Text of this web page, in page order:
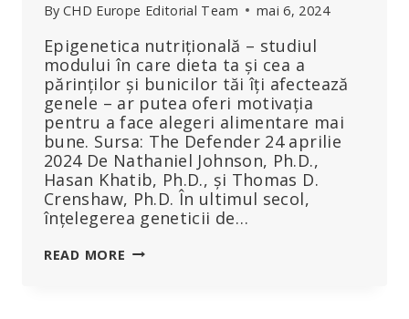
By CHD Europe Editorial Team mai 6, 2024
Epigenetica nutrițională – studiul
modului în care dieta ta și cea a
părinților și bunicilor tăi îți afectează
genele – ar putea oferi motivația
pentru a face alegeri alimentare mai
bune. Sursa: The Defender 24 aprilie
2024 De Nathaniel Johnson, Ph.D.,
Hasan Khatib, Ph.D., și Thomas D.
Crenshaw, Ph.D. În ultimul secol,
înțelegerea geneticii de…
READ MORE ÎN